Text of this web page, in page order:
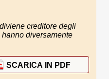
creditore degli
diversamente
SCARICA IN PDF